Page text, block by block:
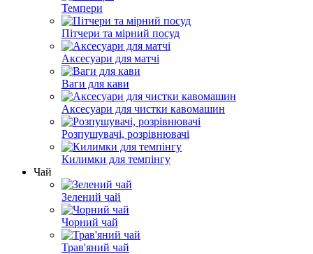
Темпери
Пітчери та мірний посуд
Аксесуари для матчі
Ваги для кави
Аксесуари для чистки кавомашин
Розпушувачі, розрівнювачі
Килимки для темпінгу
Чай
Зелений чай
Чорний чай
Трав'яний чай